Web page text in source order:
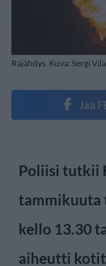
Räjähdys. Kuva: Sergi
Jaa
Poliisi tutkii
tammikuuta
kello 13.30
aiheutti